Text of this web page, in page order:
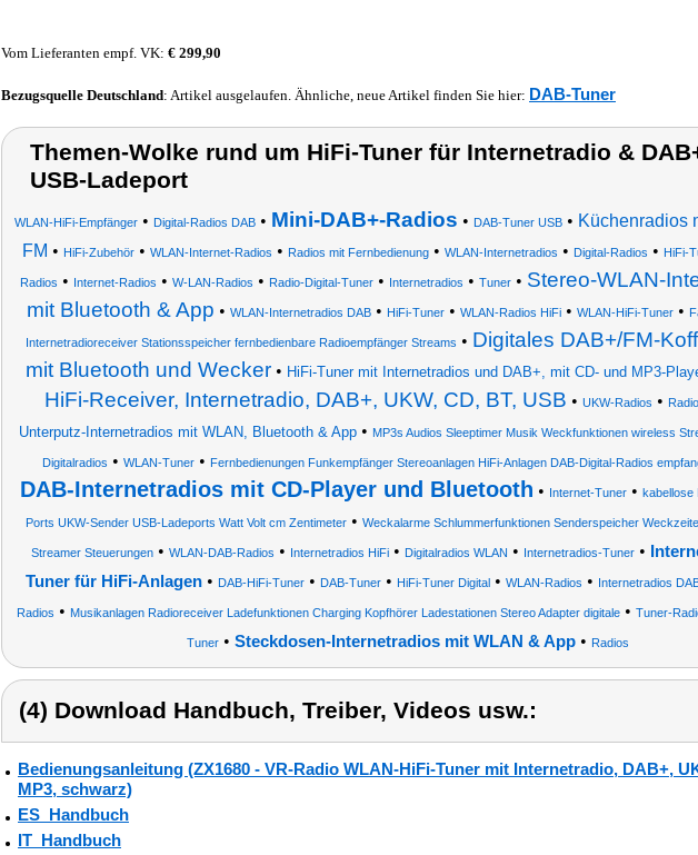
Vom Lieferanten empf. VK: € 299,90
Bezugsquelle Deutschland: Artikel ausgelaufen. Ähnliche, neue Artikel finden Sie hier: DAB-Tuner
Themen-Wolke rund um HiFi-Tuner für Internetradio &
USB-Ladeport
WLAN-HiFi-Empfänger• Digital-Radios DAB• Mini-DAB+-Radios • DAB-Tuner USB• Küchenradios
FM • HiFi-Zubehör • WLAN-Internet-Radios • Radios mit Fernbedienung • WLAN-Internetradios • Digital-Radios • HiFi-
Radios • Internet-Radios • W-LAN-Radios • Radio-Digital-Tuner• Internetradios • Tuner• Stereo-WLAN-
mit Bluetooth & App • WLAN-Internetradios DAB • HiFi-Tuner • WLAN-Radios HiFi • WLAN-HiFi-Tuner •
Internetradioreceiver Stationsspeicher fernbedienbare Radioempfänger Streams • Digitales DAB+/FM-
mit Bluetooth und Wecker• HiFi-Tuner mit Internetradios und DAB+, mit CD- und MP3-
HiFi-Receiver, Internetradio, DAB+, UKW, CD, BT, USB • UKW-Radios •
Unterputz-Internetradios mit WLAN, Bluetooth & App • MP3s Audios Sleeptimer Musik Weckfunktionen wireless
Digitalradios • WLAN-Tuner • Fernbedienungen Funkempfänger Stereoanlagen HiFi-Anlagen DAB-Digital-Radios
DAB-Internetradios mit CD-Player und Bluetooth • Internet-Tuner • kabellose
Ports UKW-Sender USB-Ladeports Watt Volt cm Zentimeter • Weckalarme Schlummerfunktionen Senderspeicher
Streamer Steuerungen • WLAN-DAB-Radios • Internetradios HiFi • Digitalradios WLAN • Internetradios-Tuner •
Tuner für HiFi-Anlagen • DAB-HiFi-Tuner • DAB-Tuner • HiFi-Tuner Digital • WLAN-Radios • Internetradios
Radios • Musikanlagen Radioreceiver Ladefunktionen Charging Kopfhörer Ladestationen Stereo Adapter digitale• Tuner-
Tuner • Steckdosen-Internetradios mit WLAN & App • Radios
(4) Download Handbuch, Treiber, Videos usw.:
Bedienungsanleitung (ZX1680 - VR-Radio WLAN-HiFi-Tuner mit Internetradio, DAB+,
MP3, schwarz)
ES_Handbuch
IT_Handbuch